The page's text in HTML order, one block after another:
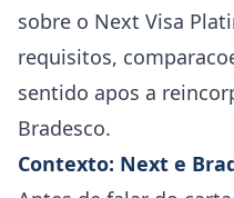
sobre o Next Visa
requisitos,
sentido apos a
Bradesco.
Contexto: Next e